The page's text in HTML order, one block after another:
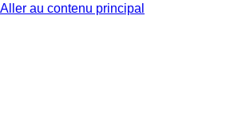
Aller au contenu principal